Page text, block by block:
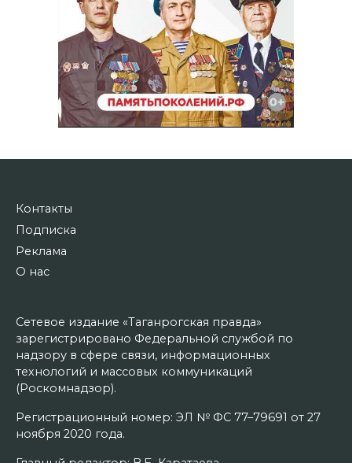
Контакты
Подписка
Реклама
О нас
Сетевое издание «Таганрогская правда»
зарегистрировано Федеральной службой по
надзору в сфере связи, информационных
технологий и массовых коммуникаций
(Роскомнадзор).
Регистрационный номер: ЭЛ № ФС 77–79691 от 27
ноября 2020 года.